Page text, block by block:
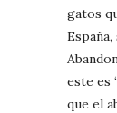
gatos
este es
que el